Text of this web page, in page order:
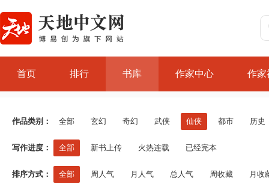
首页 排行 书库 作家中心 作家
作品类别： 全部 玄幻 奇幻 武侠 仙侠 都市 历史
写作进度： 全部 新书上传 火热连载 已经完本
排序方式： 全部 周人气 月人气 总人气 周收藏 月收